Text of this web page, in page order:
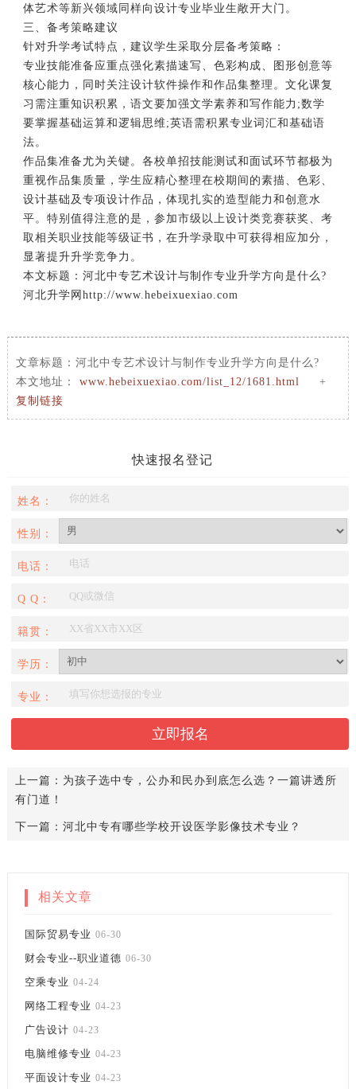
体艺术等新兴领域同样向设计专业毕业生敞开大门。
三、备考策略建议
针对升学考试特点，建议学生采取分层备考策略：
专业技能准备应重点强化素描速写、色彩构成、图形创意等
核心能力，同时关注设计软件操作和作品集整理。文化课复
习需注重知识积累，语文要加强文学素养和写作能力;数学
要掌握基础运算和逻辑思维;英语需积累专业词汇和基础语
法。
作品集准备尤为关键。各校单招技能测试和面试环节都极为
重视作品集质量，学生应精心整理在校期间的素描、色彩、
设计基础及专项设计作品，体现扎实的造型能力和创意水
平。特别值得注意的是，参加市级以上设计类竞赛获奖、考
取相关职业技能等级证书，在升学录取中可获得相应加分，
显著提升升学竞争力。
本文标题：河北中专艺术设计与制作专业升学方向 是什么?
河北升学网http://www.hebeixuexiao.com
文章标题： 河北中专艺术设计与制作专业升学方向是什么?
本文地址： www.hebeixuexiao.com/list_12/1681.html
+
复制链接
快速报名登记
姓名：
性别：
电话：
Q Q：
籍贯：
学历：
专业：
上一篇： 为孩子选中专，公办和民办到底怎么选？一篇讲透所
有门道！
下一篇： 河北中专有哪些学校开设医学影像技术专业？
相关文章
国际贸易专业 06-30
财会专业--职业道德 06-30
空乘专业 04-24
网络工程专业 04-23
广告设计 04-23
电脑维修专业 04-23
平面设计专业 04-23